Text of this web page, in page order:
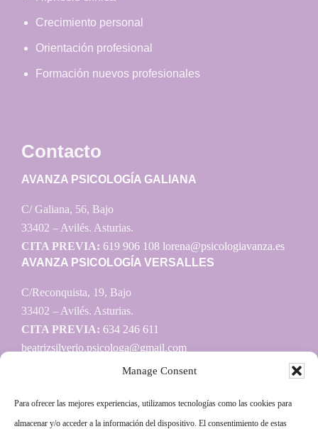
Manage Consent
Para ofrecer las mejores experiencias, utilizamos tecnologías como las cookies para
almacenar y/o acceder a la información del dispositivo. El consentimiento de estas
Crecimiento personal
Orientación profesional
Formación nuevos profesionales
Contacto
AVANZA PSICOLOGÍA GALIANA
C/ Galiana, 56, Bajo
33402 – Avilés. Asturias.
CITA PREVIA: 619 906 108 lorena@psicologiavanza.es
AVANZA PSICOLOGÍA VERSALLES
C/Reconquista, 19, Bajo
33402 – Avilés. Asturias.
CITA PREVIA: 634 246 611
beatrizsilverio.psicologa@gmail.com